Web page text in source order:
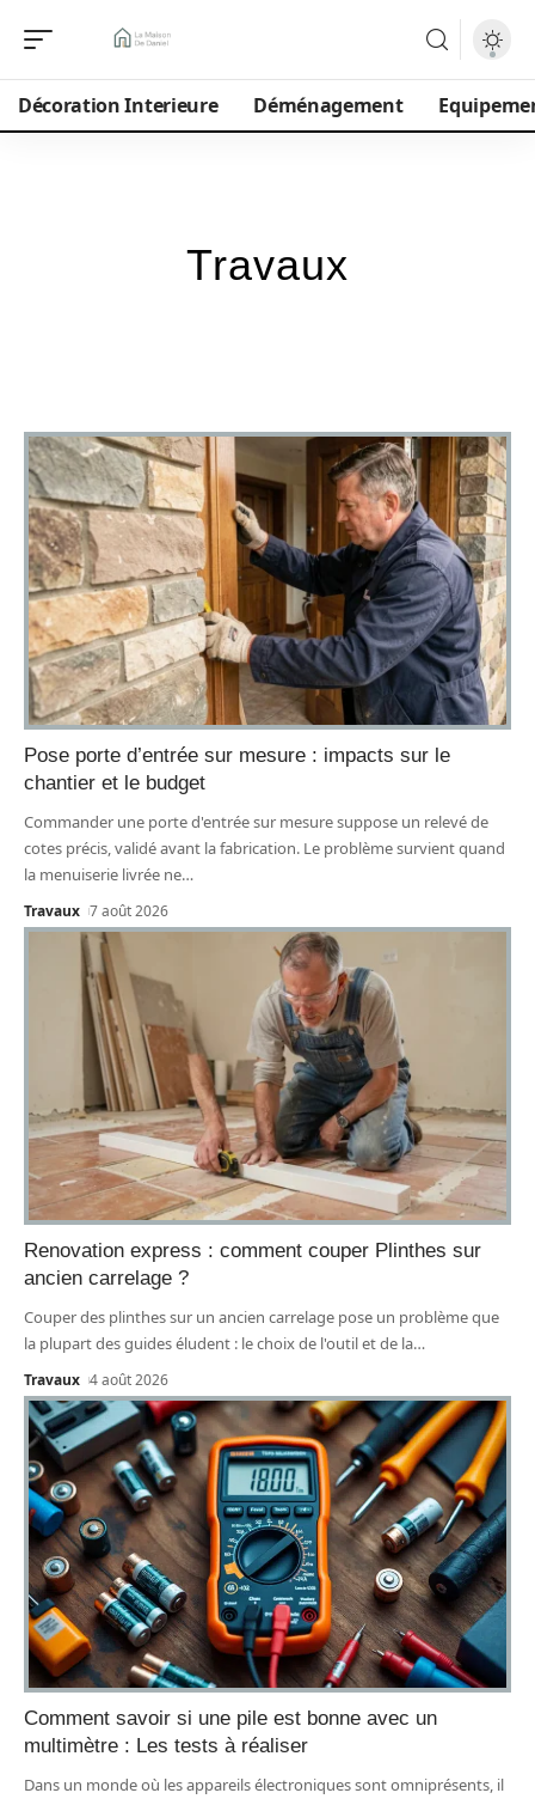
Décoration Interieure Déménagement
Travaux
Pose porte d’entrée sur mesure : impacts sur le
chantier et le budget
Commander une porte d'entrée sur mesure suppose un relevé de
cotes précis, validé avant la fabrication. Le problème survient quand
la menuiserie livrée ne…
Travaux 7 août 2026
Renovation express : comment couper Plinthes sur
ancien carrelage ?
Couper des plinthes sur un ancien carrelage pose un problème que
la plupart des guides éludent : le choix de l'outil et de la…
Travaux 4 août 2026
Comment savoir si une pile est bonne avec un
multimètre : Les tests à réaliser
Dans un monde où les appareils électroniques sont omniprésents, il